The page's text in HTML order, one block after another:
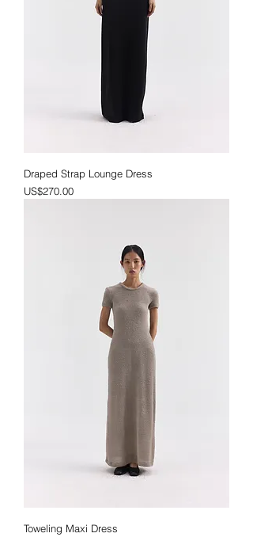
Draped Strap Lounge Dress
價格
US$270.00
Toweling Maxi Dress